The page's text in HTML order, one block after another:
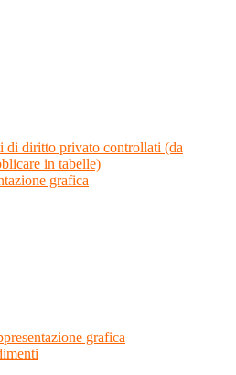
di diritto privato controllati (da
in tabelle)
grafica
grafica